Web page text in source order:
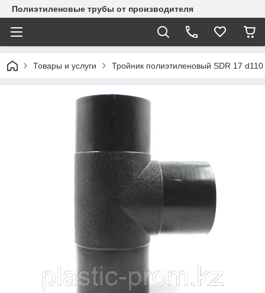
Полиэтиленовые трубы от производителя
Товары и услуги Тройник полиэтиленовый SDR 17